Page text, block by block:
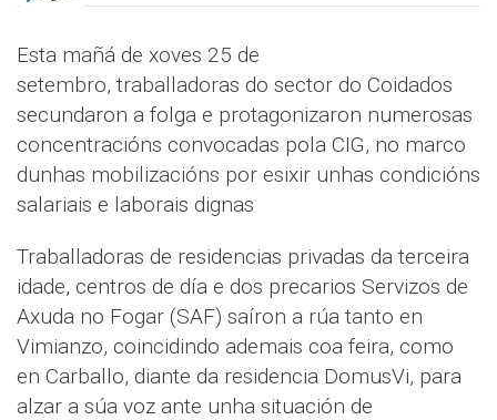
Esta mañá de xoves 25 de
setembro, traballadoras do sector do Coidados
secundaron a folga e protagonizaron numerosas
concentracións convocadas pola CIG, no marco
dunhas mobilizacións por esixir unhas condicións
salariais e laborais dignas
Traballadoras de residencias privadas da terceira
idade, centros de día e dos precarios Servizos de
Axuda no Fogar (SAF) saíron a rúa tanto en
Vimianzo, coincidindo ademais coa feira, como
en Carballo, diante da residencia DomusVi, para
alzar a súa voz ante unha situación de